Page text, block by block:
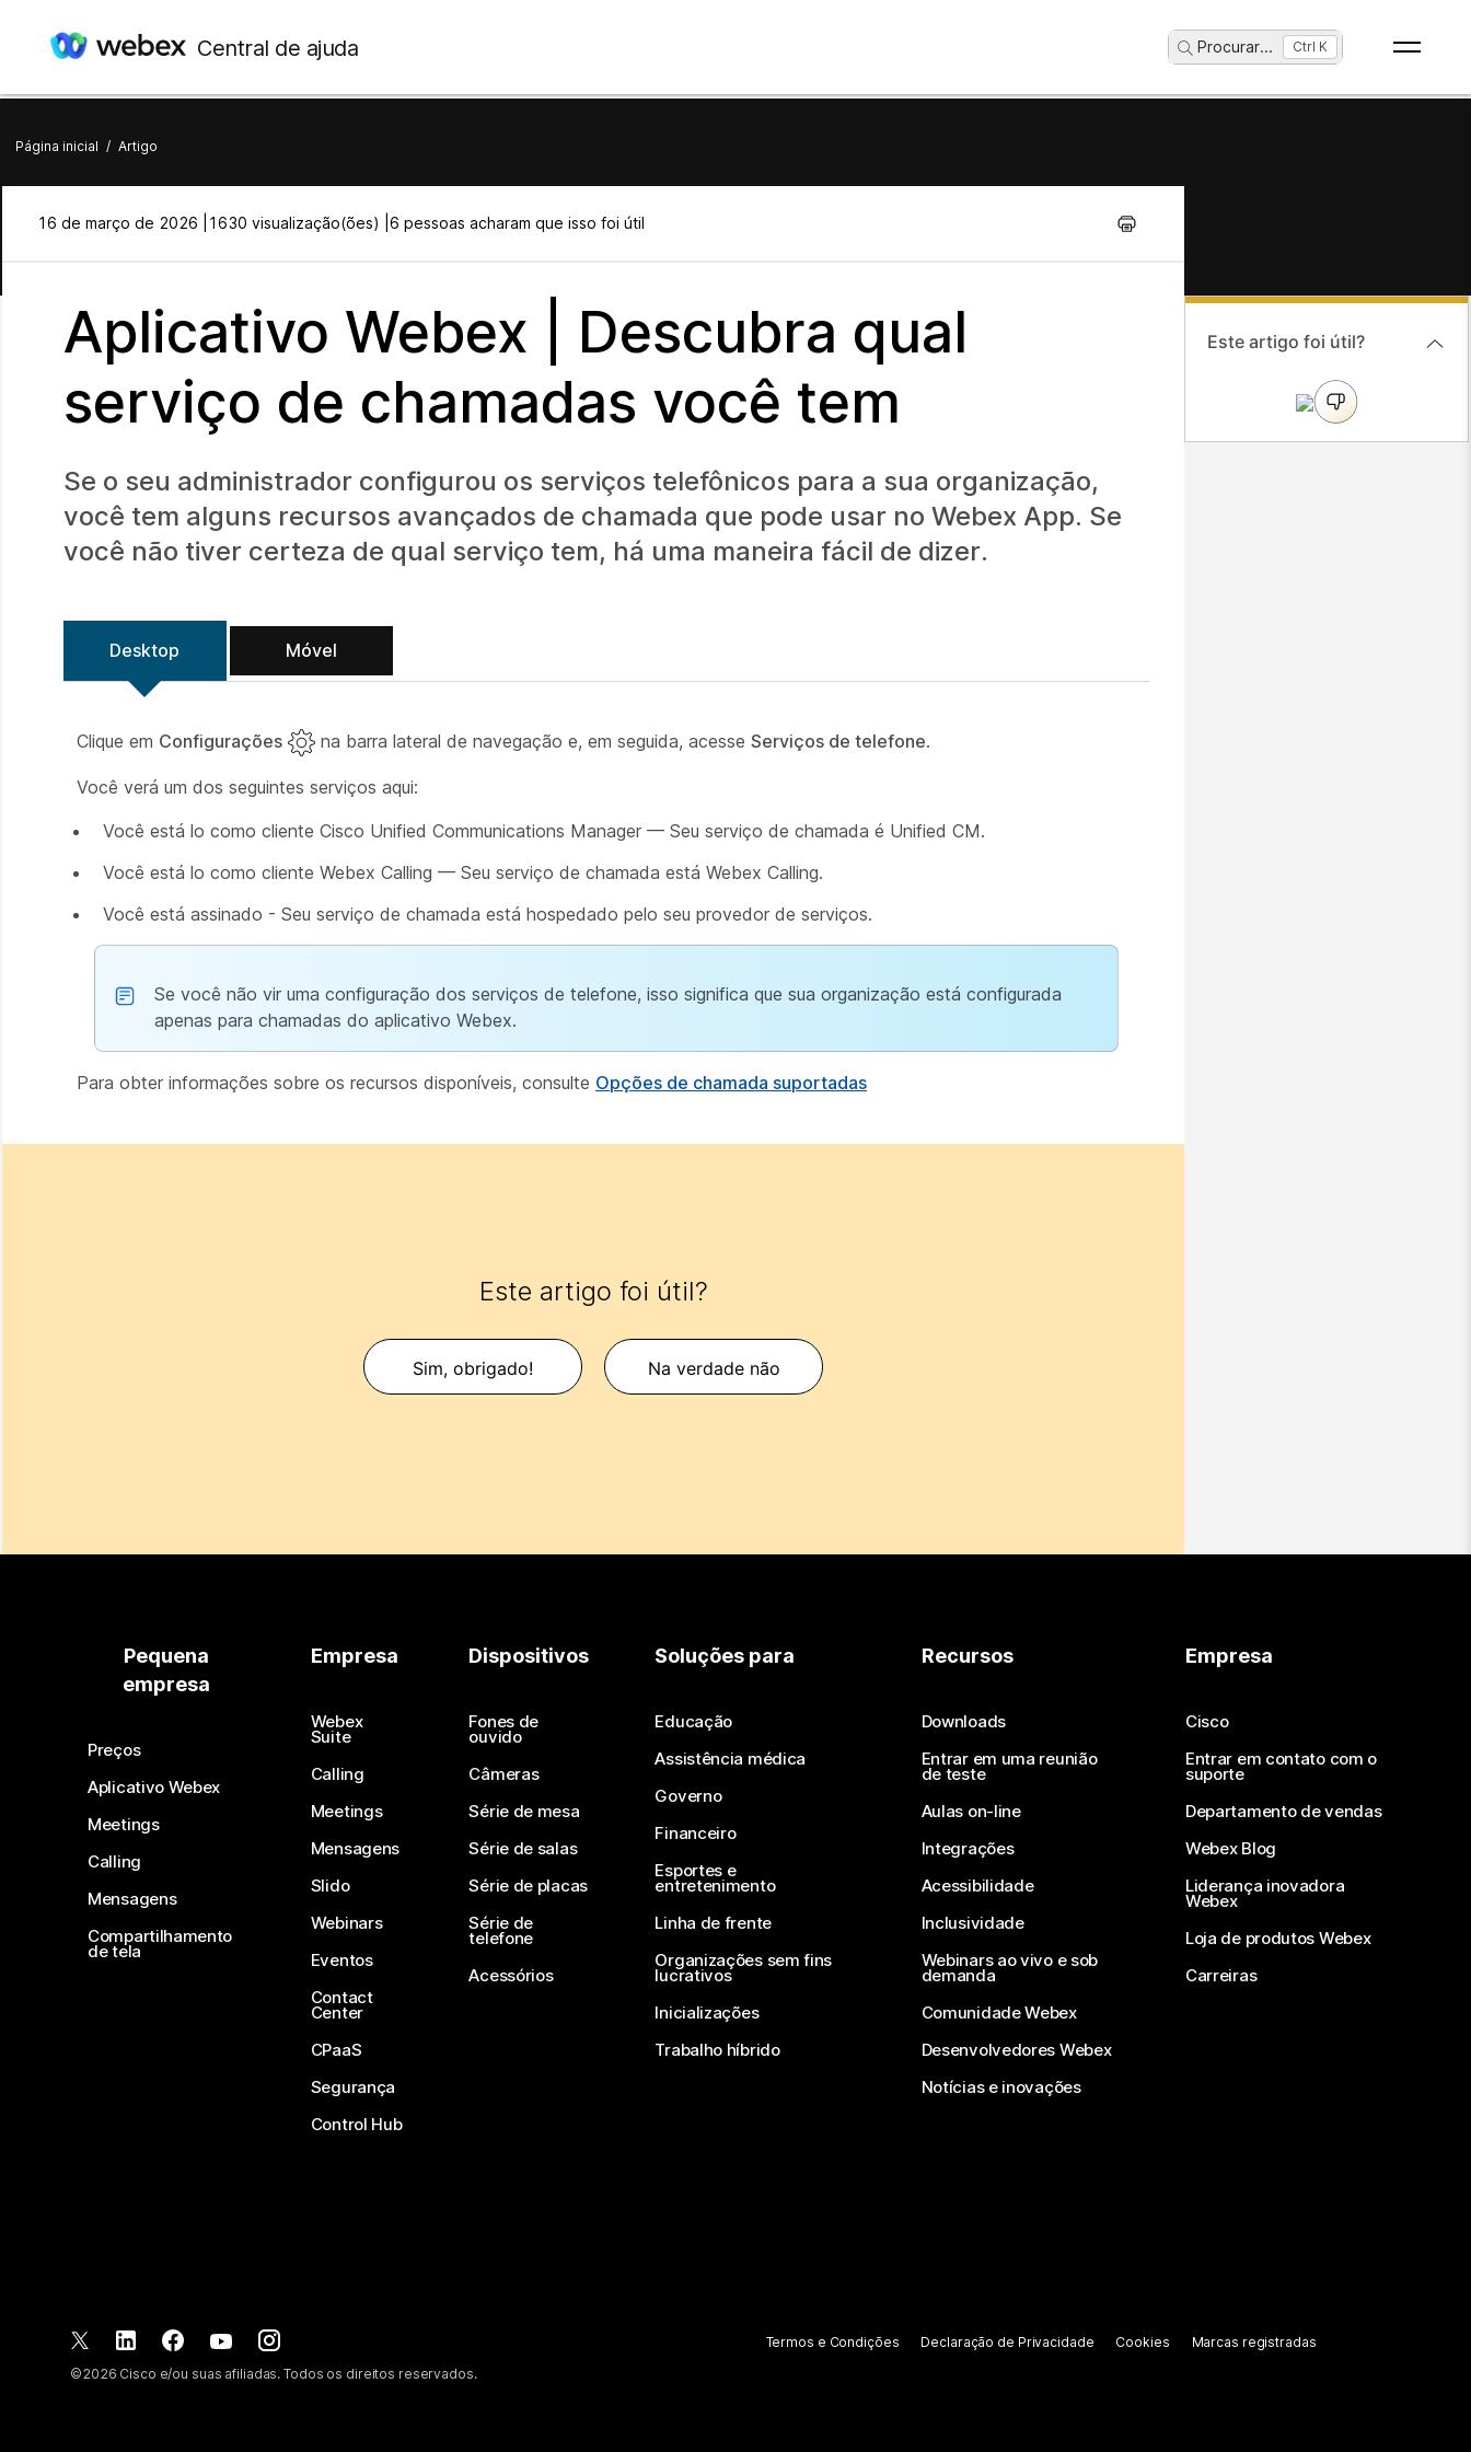
Central de ajuda Procurar... Ctrl K
Página inicial / Artigo
16 de março de 2026 | 1630 visualização(ões) | 6 pessoas acharam que isso foi útil
Aplicativo Webex | Descubra qual
serviço de chamadas você tem
Se o seu administrador configurou os serviços telefônicos para a sua organização,
você tem alguns recursos avançados de chamada que pode usar no Webex App. Se
você não tiver certeza de qual serviço tem, há uma maneira fácil de dizer.
Desktop Móvel
Clique em Configurações na barra lateral de navegação e, em seguida, acesse Serviços de telefone.
Você verá um dos seguintes serviços aqui:
Você está lo como cliente Cisco Unified Communications Manager — Seu serviço de chamada é Unified CM.
Você está lo como cliente Webex Calling — Seu serviço de chamada está Webex Calling.
Você está assinado - Seu serviço de chamada está hospedado pelo seu provedor de serviços.
Se você não vir uma configuração dos serviços de telefone, isso significa que sua organização está configurada
apenas para chamadas do aplicativo Webex.
Para obter informações sobre os recursos disponíveis, consulte Opções de chamada suportadas
Este artigo foi útil?
Sim, obrigado! Na verdade não
Este artigo foi útil?
Pequena
empresa
Preços
Aplicativo Webex
Meetings
Calling
Mensagens
Compartilhamento
de tela
Empresa
Webex
Suite
Calling
Meetings
Mensagens
Slido
Webinars
Eventos
Contact
Center
CPaaS
Segurança
Control Hub
Dispositivos
Fones de
ouvido
Câmeras
Série de mesa
Série de salas
Série de placas
Série de
telefone
Acessórios
Soluções para
Educação
Assistência médica
Governo
Financeiro
Esportes e
entretenimento
Linha de frente
Organizações sem fins
lucrativos
Inicializações
Trabalho híbrido
Recursos
Downloads
Entrar em uma reunião
de teste
Aulas on-line
Integrações
Acessibilidade
Inclusividade
Webinars ao vivo e sob
demanda
Comunidade Webex
Desenvolvedores Webex
Notícias e inovações
Empresa
Cisco
Entrar em contato com o
suporte
Departamento de vendas
Webex Blog
Liderança inovadora
Webex
Loja de produtos Webex
Carreiras
©2026 Cisco e/ou suas afiliadas. Todos os direitos reservados.
Termos e Condições Declaração de Privacidade Cookies Marcas registradas